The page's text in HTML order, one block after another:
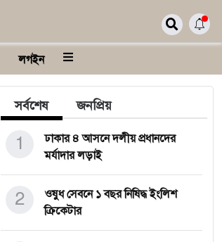
লগইন
সর্বশেষ জনপ্রিয়
ঢাকার ৪ আসনে দলীয় প্রধানদের
মর্যাদার লড়াই
1
ওষুধ সেবনে ১ বছর নিষিদ্ধ ইংলিশ
ক্রিকেটার
2